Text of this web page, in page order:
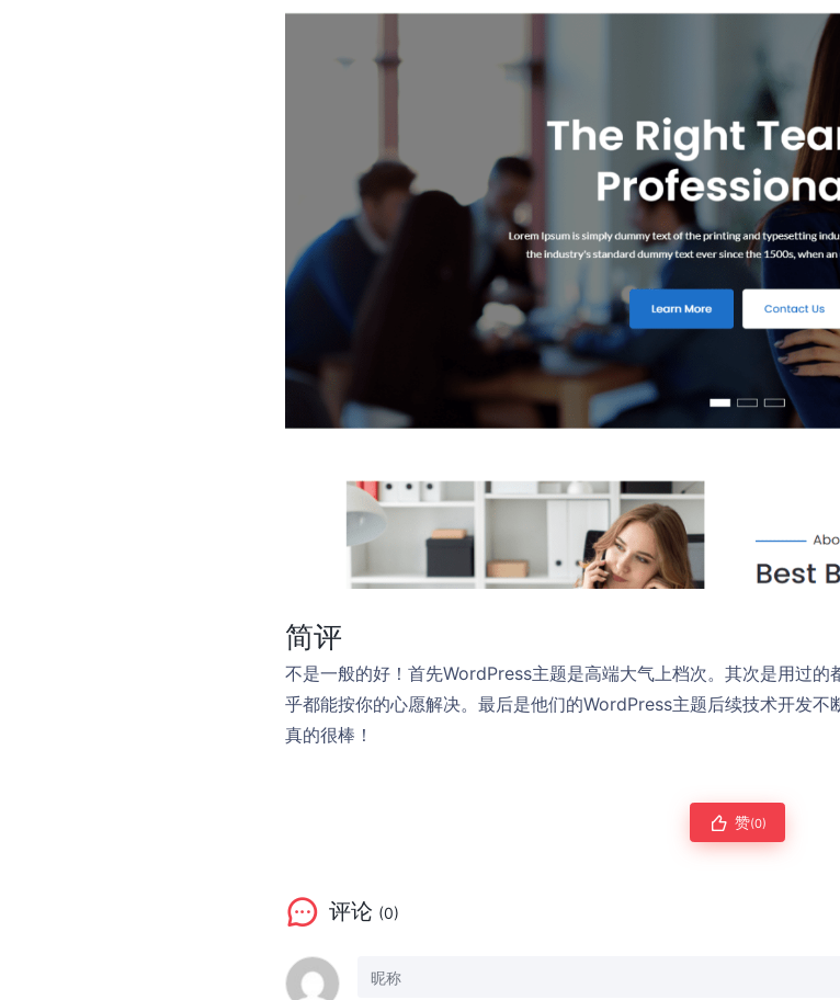
简评
不是一般的好！首先WordPress主题是高端大气上档次。其次是用过
乎都能按你的心愿解决。最后是他们的WordPress主题后续技术开发不
真的很棒！
赞(0)
评论 (0)